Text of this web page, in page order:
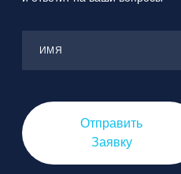
ИМЯ
Отправить
Заявку